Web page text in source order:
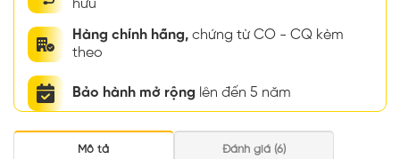
hữu
Hàng chính hãng, chứng từ CO - CQ kèm
theo
Bảo hành mở rộng lên đến 5 năm
Mô tả Đánh giá (6)